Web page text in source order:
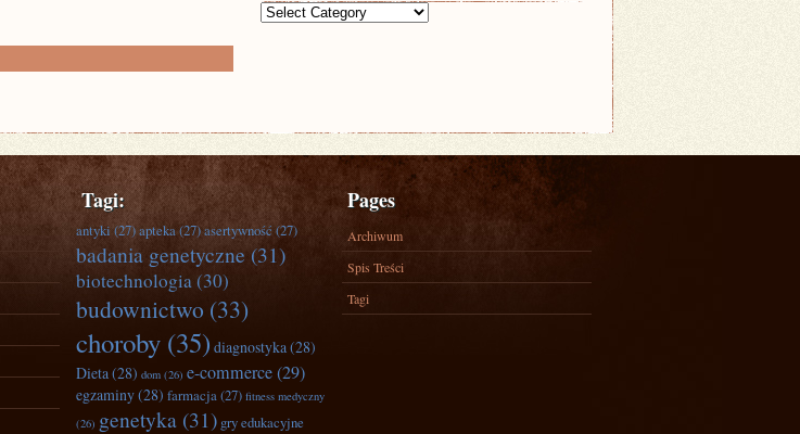
Categories
Tagi:
antyki(27)apteka(27)asertywność(27)
badania genetyczne(31)
biotechnologia(30)
budownictwo (33)
choroby (35) diagnostyka(28)
Dieta(28) dom (26) e-commerce(29)
egzaminy(28) farmacja(27) fitness medyczny
(26) genetyka (31) gry edukacyjne
Pages
Archiwum
Spis Treści
Tagi